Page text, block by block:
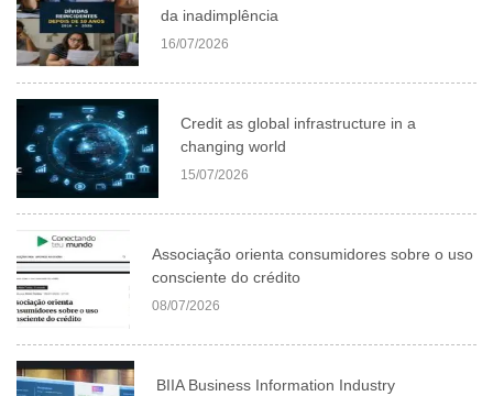
da inadimplência
16/07/2026
Credit as global infrastructure in a
changing world
15/07/2026
Associação orienta consumidores sobre o uso
consciente do crédito
08/07/2026
BIIA Business Information Industry